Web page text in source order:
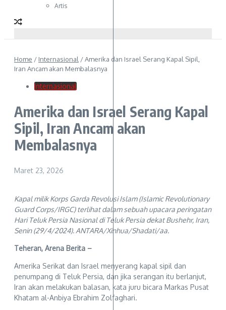
Artis
Home / Internasional /Amerika dan Israel Serang Kapal Sipil,
Iran Ancam akan Membalasnya
Internasional
Amerika dan Israel Serang Kapal
Sipil, Iran Ancam akan
Membalasnya
Maret 23, 2026
Kapal milik Korps Garda Revolusi Islam (Islamic Revolutionary
Guard Corps/IRGC) terlihat dalam sebuah upacara peringatan
Hari Teluk Persia Nasional di Teluk Persia dekat Bushehr, Iran,
Senin (29/4/2024). ANTARA/Xinhua/Shadati/aa.
Teheran, Arena Berita –
Amerika Serikat dan Israel menyerang kapal sipil dan
penumpang di Teluk Persia, dan jika serangan itu berlanjut,
Iran akan melakukan balasan, kata juru bicara Markas Pusat
Khatam al-Anbiya Ebrahim Zolfaghari.